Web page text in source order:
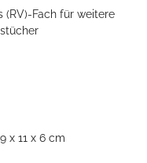
(RV)-Fach für weitere
x 11 x 6 cm